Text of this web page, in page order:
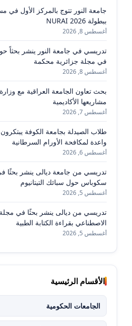
جامعة النور تتوج بالمركز الأول في
ببطولة NURAI 2026
أغسطس 8, 2026
تدريسي في جامعة النور ينشر بحثاً
في مجلة جزائرية محكمة
أغسطس 8, 2026
بحث تعاون الجامعة العراقية مع
مشاريعها الأكاديمية
أغسطس 7, 2026
طلاب الصيدلة بجامعة الكوفة
واعدة لمكافحة الأورام السرطانية
أغسطس 6, 2026
تدريسي من جامعة ديالى ينشر بحثًا
سكوباس حول سبائك التيتانيوم
أغسطس 5, 2026
تدريسي من ديالى ينشر بحثًا في مجلة
الاصطناعي بقراءة الكتابة الطبية
أغسطس 5, 2026
الأقسام الرئيسية
الجامعات الحكومية